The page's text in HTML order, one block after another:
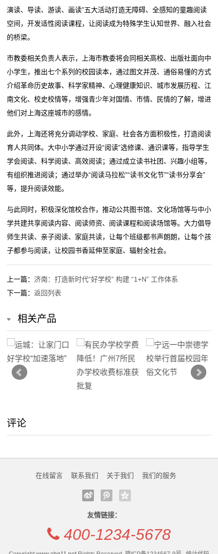
演读、导读、游读、画读”五大活动打造无障碍、全感知的童趣阅读
空间，开发适性阅读课程，让阅读成为特殊学生认知世界、融入社会
的桥梁。
市教委相关负责人表示，上海市教委将会同相关高校、出版社面向中
小学生，推出七个系列的校园读本，通过图文并茂、通俗易懂的方式
介绍革命历史故事、科学家精神、心理健康知识、城市发展历程、江
南文化、校史校情等，增强青少年对国情、市情、民情的了解，增进
他们对上海这座城市的感情。
此外，上海还将充分调动学校、家庭、社会各方面积极性，打造阅读
育人共同体。大中小学通过开设“阅读”选修课、通识课等，指导学生
学会阅读、科学阅读、高效阅读；通过成立读书社团、兴趣小组等，
有组织推进阅读；通过举办“阅读马拉松”“读书文化节”“读书分享会”
等，提升阅读效能。
与此同时，积极深化馆校合作，推动公共图书馆、文化场馆等与中小
学共建共享阅读内容、阅读师资、阅读课程和阅读场馆等。大力倡导
师生共读、亲子阅读、家庭共读，让每个班级都书声朗朗，让每个孩
子都参与阅读，让校园书香延伸至家庭、辐射全社会。
上一篇： 济南：打造新时代“好学校” 构建 “1+N” 工作体系
下一篇： 返回列表
相关产品
评论
在线留言 联系我们 关于我们 我们的服务
友情链接：
400-1234-5678